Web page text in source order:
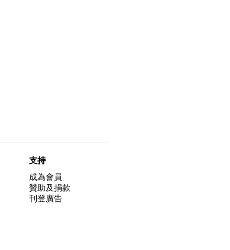
支持
成為會員
贊助及捐款
刊登廣告